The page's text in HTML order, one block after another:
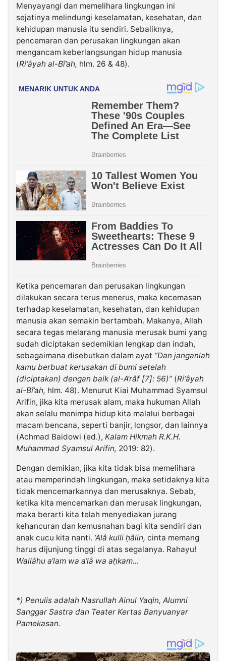
Menyayangi dan memelihara lingkungan ini
sejatinya melindungi keselamatan, kesehatan, dan
kehidupan manusia itu sendiri. Sebaliknya,
pencemaran dan perusakan lingkungan akan
mengancam keberlangsungan hidup manusia
(Ri‘âyah al-Bî’ah, hlm. 26 & 48).
Ketika pencemaran dan perusakan lingkungan
dilakukan secara terus menerus, maka kecemasan
terhadap keselamatan, kesehatan, dan kehidupan
manusia akan semakin bertambah. Makanya, Allah
secara tegas melarang manusia merusak bumi yang
sudah diciptakan sedemikian lengkap dan indah,
sebagaimana disebutkan dalam ayat “Dan janganlah
kamu berbuat kerusakan di bumi setelah
(diciptakan) dengan baik (al-A‘râf [7]: 56)”(Ri‘âyah
al-Bî’ah, hlm. 48). Menurut Kiai Muhammad Syamsul
Arifin, jika kita merusak alam, maka hukuman Allah
akan selalu menimpa hidup kita malalui berbagai
macam bencana, seperti banjir, longsor, dan lainnya
(Achmad Baidowi (ed.), Kalam Hikmah R.K.H.
Muhammad Syamsul Arifin, 2019: 82).
Dengan demikian, jika kita tidak bisa memelihara
atau memperindah lingkungan, maka setidaknya kita
tidak mencemarkannya dan merusaknya. Sebab,
ketika kita mencemarkan dan merusak lingkungan,
maka berarti kita telah menyediakan jurang
kehancuran dan kemusnahan bagi kita sendiri dan
anak cucu kita nanti. ‘Alâ kulli ḥâlin, cinta memang
harus dijunjung tinggi di atas segalanya. Rahayu!
Wallâhu a‘lam wa a‘lâ wa aḥkam…
*) Penulis adalah Nasrullah Ainul Yaqin, Alumni
Sanggar Sastra dan Teater Kertas Banyuanyar
Pamekasan.